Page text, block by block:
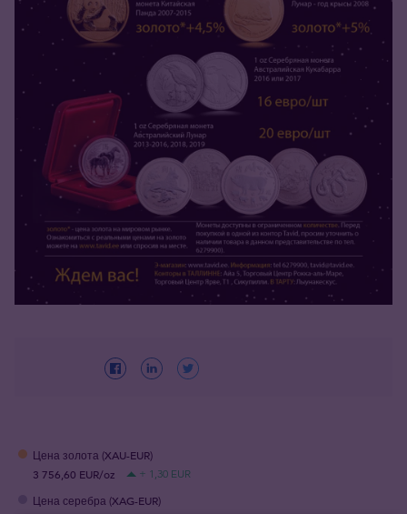
Цена золота (XAU-EUR)
3 756,60 EUR/oz
+ 1,30 EUR
Цена серебра (XAG-EUR)